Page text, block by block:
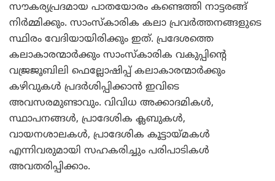
സൗകര്യപ്രദമായ പാതയോരം കണ്ടെത്തി നാട്ടരങ്ങ്
നിര്‍മ്മിക്കും. സാംസ്‌കാരിക കലാ പ്രവര്‍ത്തനങ്ങളുടെ
സ്ഥിരം വേദിയായിരിക്കും ഇത്. പ്രദേശത്തെ
കലാകാരന്മാര്‍ക്കും സാംസ്‌കാരിക വകുപ്പിന്റെ
വജ്രജൂബിലി ഫെല്ലോഷിപ്പ് കലാകാരന്മാര്‍ക്കും
കഴിവുകള്‍ പ്രദര്‍ശിപ്പിക്കാന്‍ ഇവിടെ
അവസരമുണ്ടാവും. വിവിധ അക്കാദമികള്‍,
സ്ഥാപനങ്ങള്‍, പ്രാദേശിക ക്ലബുകള്‍,
വായനശാലകള്‍, പ്രാദേശിക കൂട്ടായ്മകള്‍
എന്നിവരുമായി സഹകരിച്ചും പരിപാടികള്‍
അവതരിപ്പിക്കാം.